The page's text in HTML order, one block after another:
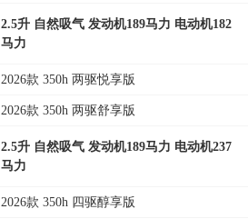
2.5升 自然吸气 发动机189马力 电动机182
马力
2026款 350h 两驱悦享版
2026款 350h 两驱舒享版
2.5升 自然吸气 发动机189马力 电动机237
马力
2026款 350h 四驱醇享版